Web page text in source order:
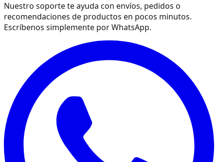
Nuestro soporte te ayuda con envíos, pedidos o
recomendaciones de productos en pocos minutos.
Escríbenos simplemente por WhatsApp.